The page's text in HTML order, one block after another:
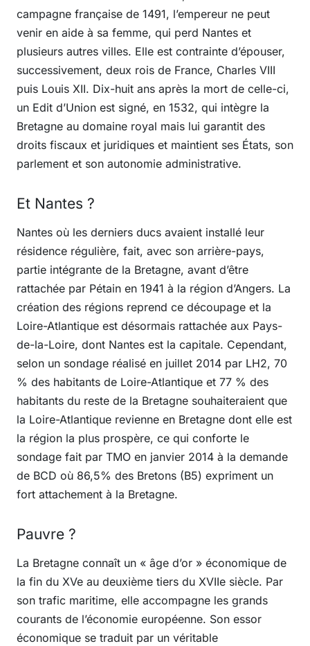
campagne française de 1491, l’empereur ne peut
venir en aide à sa femme, qui perd Nantes et
plusieurs autres villes. Elle est contrainte d’épouser,
successivement, deux rois de France, Charles VIII
puis Louis XII. Dix-huit ans après la mort de celle-ci,
un Edit d’Union est signé, en 1532, qui intègre la
Bretagne au domaine royal mais lui garantit des
droits fiscaux et juridiques et maintient ses États, son
parlement et son autonomie administrative.
Et Nantes ?
Nantes où les derniers ducs avaient installé leur
résidence régulière, fait, avec son arrière-pays,
partie intégrante de la Bretagne, avant d’être
rattachée par Pétain en 1941 à la région d’Angers. La
création des régions reprend ce découpage et la
Loire-Atlantique est désormais rattachée aux Pays-
de-la-Loire, dont Nantes est la capitale. Cependant,
selon un sondage réalisé en juillet 2014 par LH2, 70
% des habitants de Loire-Atlantique et 77 % des
habitants du reste de la Bretagne souhaiteraient que
la Loire-Atlantique revienne en Bretagne dont elle est
la région la plus prospère, ce qui conforte le
sondage fait par TMO en janvier 2014 à la demande
de BCD où 86,5% des Bretons (B5) expriment un
fort attachement à la Bretagne.
Pauvre ?
La Bretagne connaît un « âge d’or » économique de
la fin du XVe au deuxième tiers du XVIIe siècle. Par
son trafic maritime, elle accompagne les grands
courants de l’économie européenne. Son essor
économique se traduit par un véritable